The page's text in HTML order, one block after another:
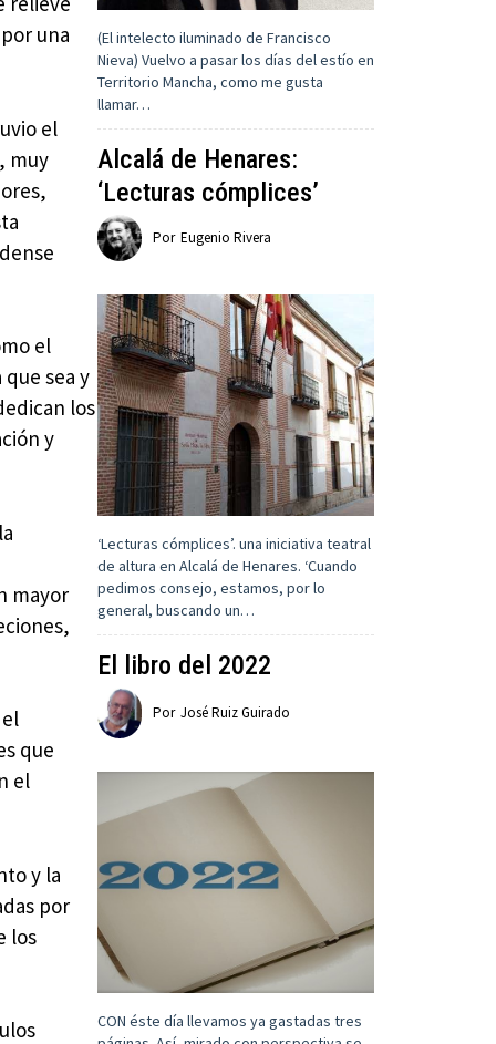
una
el
muy
el
sea y
los
y
mayor
que
el
y la
por
los
(El intelecto iluminado de Francisco
Nieva) Vuelvo a pasar los días del estío en
Territorio Mancha, como me gusta
llamar…
Alcalá de Henares:
‘Lecturas cómplices’
Por Eugenio Rivera
‘Lecturas cómplices’. una iniciativa teatral
de altura en Alcalá de Henares. ‘Cuando
pedimos consejo, estamos, por lo
general, buscando un…
El libro del 2022
Por José Ruiz Guirado
CON éste día llevamos ya gastadas tres